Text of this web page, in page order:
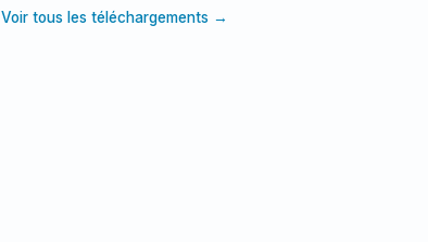
Voir tous les téléchargements →